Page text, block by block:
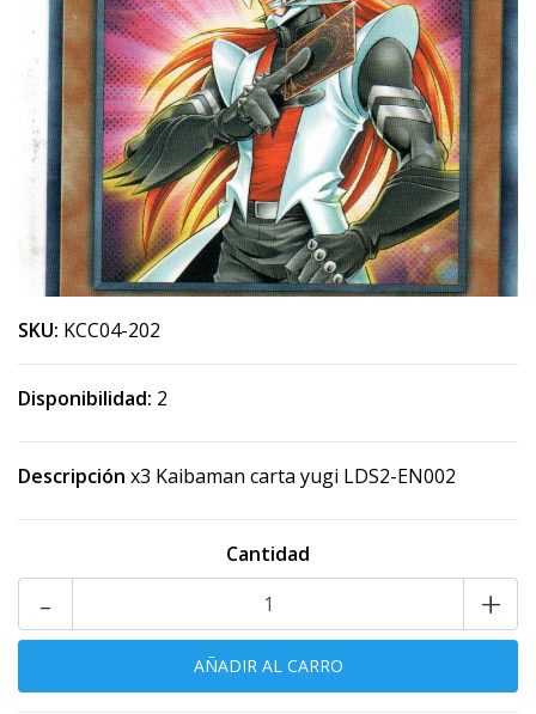
SKU: KCC04-202
Disponibilidad: 2
Descripción x3 Kaibaman carta yugi LDS2-EN002
Cantidad
+
-